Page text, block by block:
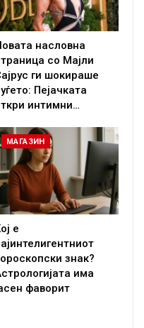
насловна
со Мајли
ги шокираше
Пејачката
интимни…
МАГАЗИН
е
знак?
има
фаворит